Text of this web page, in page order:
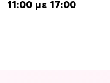
11:00 με 17:00